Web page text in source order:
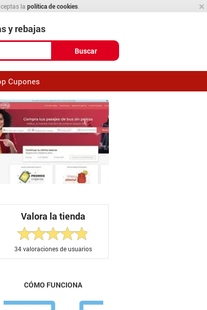
×
la política de cookies
y rebajas
Buscar
Cupones
Valora la tienda
34valoraciones de usuarios
CÓMO FUNCIONA